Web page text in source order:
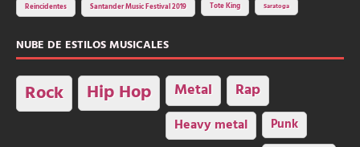
Reincidentes Santander Music Festival 2019 Tote King Saratoga
NUBE DE ESTILOS MUSICALES
Rock Hip Hop Metal Rap
Heavy metal Punk